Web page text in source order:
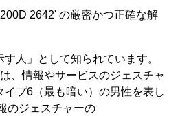
2642' の厳密かつ正確な解
人」として知られています。
、情報やサービスのジェスチャ
プ6（最も暗い）の男性を表し
のジェスチャーの